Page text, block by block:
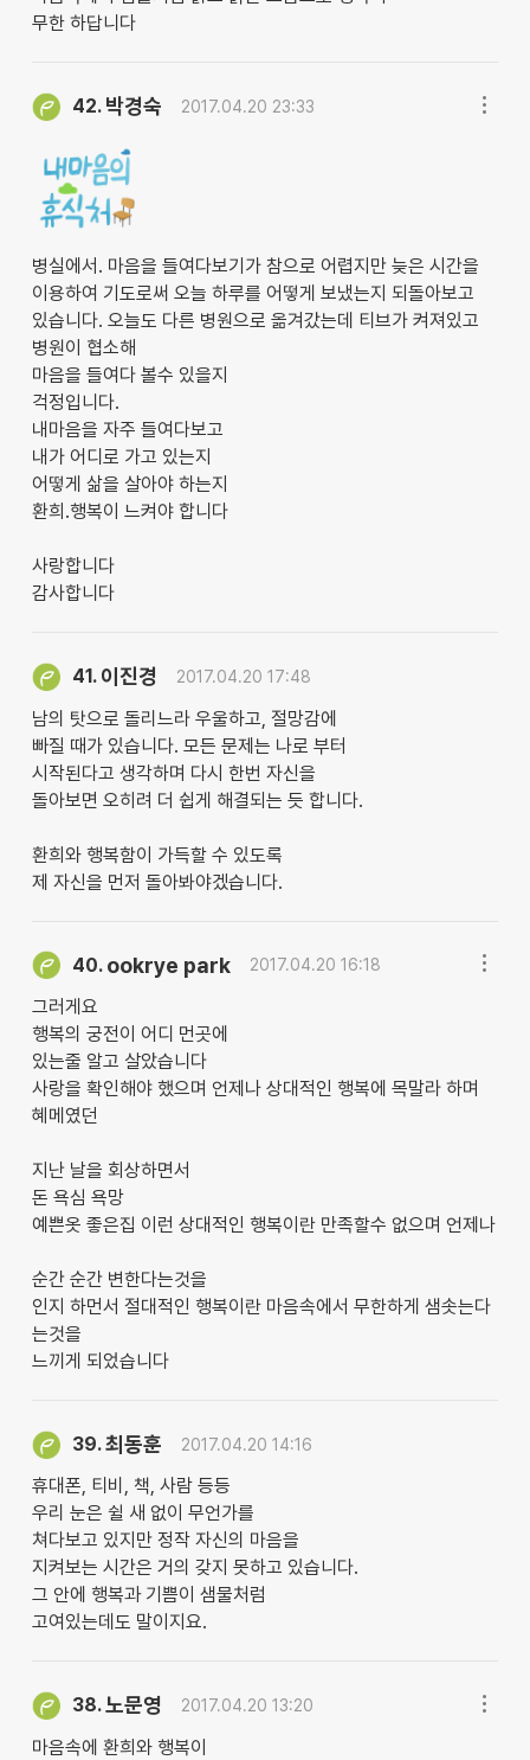
무한 하답니다
42. 박경숙 2017.04.20 23:33
병실에서. 마음을 들여다보기가 참으로 어렵지만 늦은 시간을
이용하여 기도로써 오늘 하루를 어떻게 보냈는지 되돌아보고
있습니다. 오늘도 다른 병원으로 옮겨갔는데 티브가 켜져있고
병원이 협소해
마음을 들여다 볼수 있을지
걱정입니다.
내마음을 자주 들여다보고
내가 어디로 가고 있는지
어떻게 삶을 살아야 하는지
환희.행복이 느켜야 합니다
사랑합니다
감사합니다
41. 이진경 2017.04.20 17:48
남의 탓으로 돌리느라 우울하고, 절망감에
빠질 때가 있습니다. 모든 문제는 나로 부터
시작된다고 생각하며 다시 한번 자신을
돌아보면 오히려 더 쉽게 해결되는 듯 합니다.
환희와 행복함이 가득할 수 있도록
제 자신을 먼저 돌아봐야겠습니다.
40. ookrye park 2017.04.20 16:18
그러게요
행복의 궁전이 어디 먼곳에
있는줄 알고 살았습니다
사랑을 확인해야 했으며 언제나 상대적인 행복에 목말라 하며
혜메였던
지난 날을 회상하면서
돈 욕심 욕망
예쁜옷 좋은집 이런 상대적인 행복이란 만족할수 없으며 언제나
순간 순간 변한다는것을
인지 하먼서 절대적인 행복이란 마음속에서 무한하게 샘솟는다
는것을
느끼게 되었습니다
39.최동훈 2017.04.20 14:16
휴대폰, 티비, 책, 사람 등등
우리 눈은 쉴 새 없이 무언가를
쳐다보고 있지만 정작 자신의 마음을
지켜보는 시간은 거의 갖지 못하고 있습니다.
그 안에 행복과 기쁨이 샘물처럼
고여있는데도 말이지요.
38.노문영 2017.04.20 13:20
마음속에 환희와 행복이